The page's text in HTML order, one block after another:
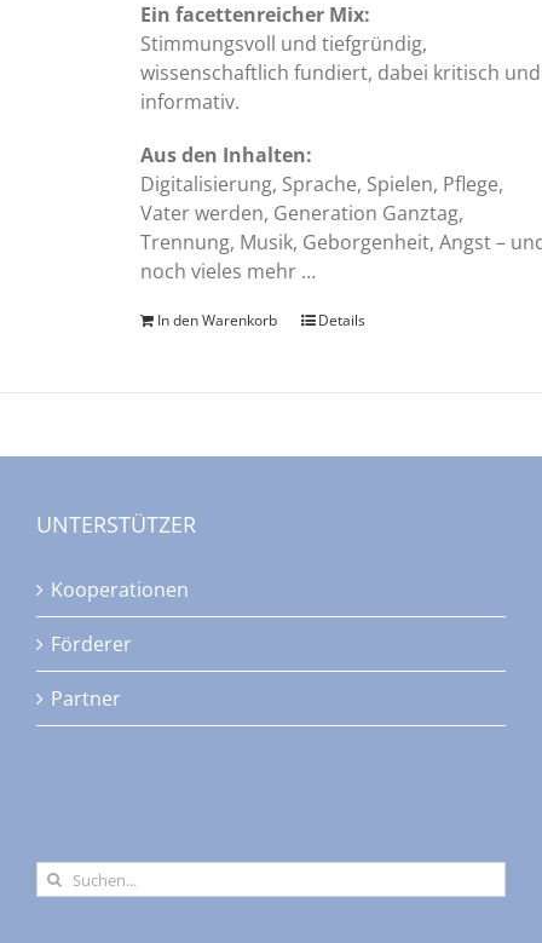
Ein facettenreicher Mix:
Stimmungsvoll und tiefgründig,
wissenschaftlich fundiert, dabei kritisch und
informativ.
Aus den Inhalten:
Digitalisierung, Sprache, Spielen, Pflege,
Vater werden, Generation Ganztag,
Trennung, Musik, Geborgenheit, Angst –
noch vieles mehr …
In den Warenkorb Details
UNTERSTÜTZER
Kooperationen
Förderer
Partner
Suche
nach: